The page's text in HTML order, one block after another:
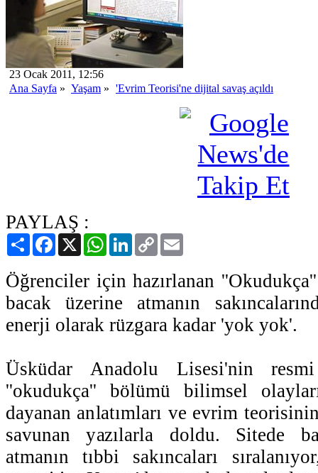
23 Ocak 2011, 12:56
Ana Sayfa » Yaşam » 'Evrim Teorisi'ne dijital savaş açıldı
PAYLAŞ :
PaylaşFacebook
X WhatsAppLinkedIn
Copy
Link
Öğrenciler için hazırlanan
bacak üzerine atmanın
enerji olarak rüzgara kadar 'yok yok'.
Üsküdar Anadolu Lisesi'nin
''okudukça'' bölümü bilimsel
dayanan anlatımları ve evrim
savunan yazılarla doldu. Sitede
atmanın tıbbi sakıncaları